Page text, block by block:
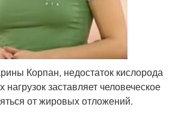
Корпан, недостаток кислорода
заставляет человеческое
от жировых отложений.